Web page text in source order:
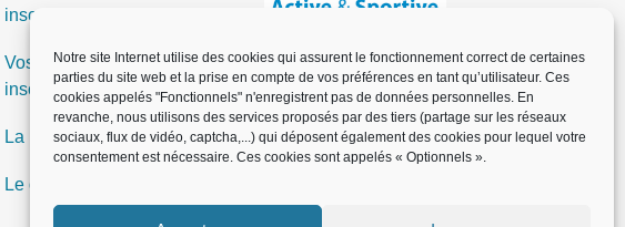
Notre site Internet utilise des cookies qui assurent le fonctionnement correct de certaines
parties du site web et la prise en compte de vos préférences en tant qu’utilisateur. Ces
cookies appelés "Fonctionnels" n'enregistrent pas de données personnelles. En
revanche, nous utilisons des services proposés par des tiers (partage sur les réseaux
sociaux, flux de vidéo, captcha,...) qui déposent également des cookies pour lequel votre
consentement est nécessaire. Ces cookies sont appelés « Optionnels ».
inscriptions
Vos papiers &
inscriptions
La Mairie vous informe
Le quotidien, en pratique